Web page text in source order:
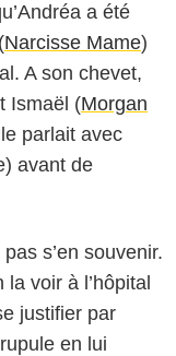
a été
Narcisse Mame)
A son chevet,
Ismaël (Morgan
parlait avec
avant de
s’en souvenir.
la voir à l’hôpital
justifier par
en lui